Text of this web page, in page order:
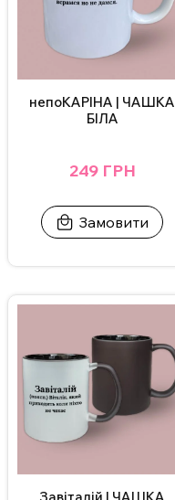
непоКАРІНА | ЧАШКА
БІЛА
249 ГРН
Замовити
Завіталій | ЧАШКА